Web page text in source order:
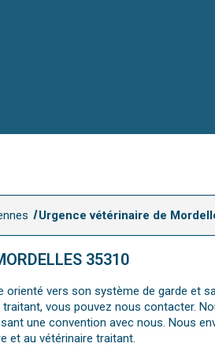
Urgence vétérinaire de
35310
vers son système de garde et
traitant, vous pouvez nous contacter.
une convention avec nous. Nous
et au vétérinaire traitant.